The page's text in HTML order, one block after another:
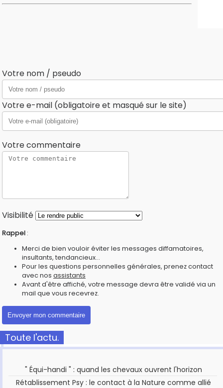
Votre nom / pseudo
Votre e-mail (obligatoire et masqué sur le site)
Votre commentaire
Visibilité
Rappel :
Merci de bien vouloir éviter les messages diffamatoires,
insultants, tendancieux...
Pour les questions personnelles générales, prenez contact
avec nos assistants
Avant d'être affiché, votre message devra être validé via un
mail que vous recevrez.
Toute l'actu.
" Équi-handi " : quand les chevaux ouvrent l'horizon
Rétablissement Psy : le contact à la Nature comme allié